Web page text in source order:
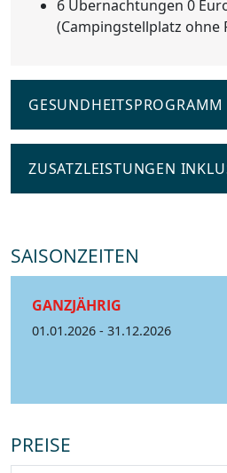
6 Übernachtungen 0
(Campingstellplatz ohne
GESUNDHEITSPROGRAMM
ZUSATZLEISTUNGEN
SAISONZEITEN
GANZJÄHRIG
01.01.2026 - 31.12.2026
PREISE